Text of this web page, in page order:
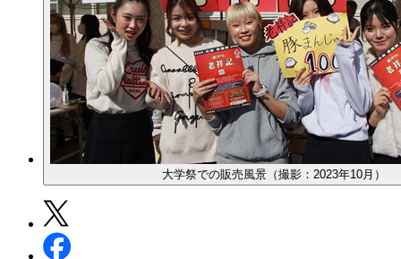
大学祭での販売風景（撮影：2023年10月）